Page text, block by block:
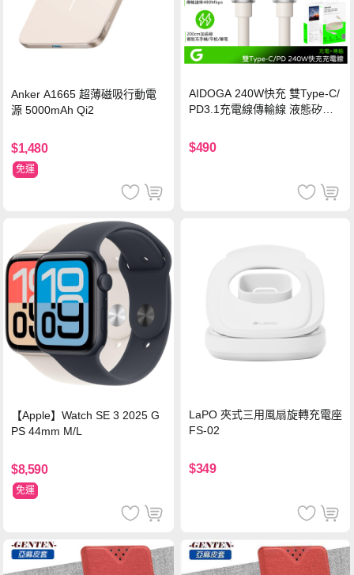
Anker A1665 超薄磁吸行動電
源 5000mAh Qi2
$1,480
免運
AIDOGA 240W快充 雙Type-C/
PD3.1充電線傳輸線 液態矽膠
機/平板/筆電
$490
【Apple】Watch SE 3 2025 G
PS 44mm M/L
$8,590
免運
LaPO 夾式三用風扇旋轉充電座
FS-02
$349